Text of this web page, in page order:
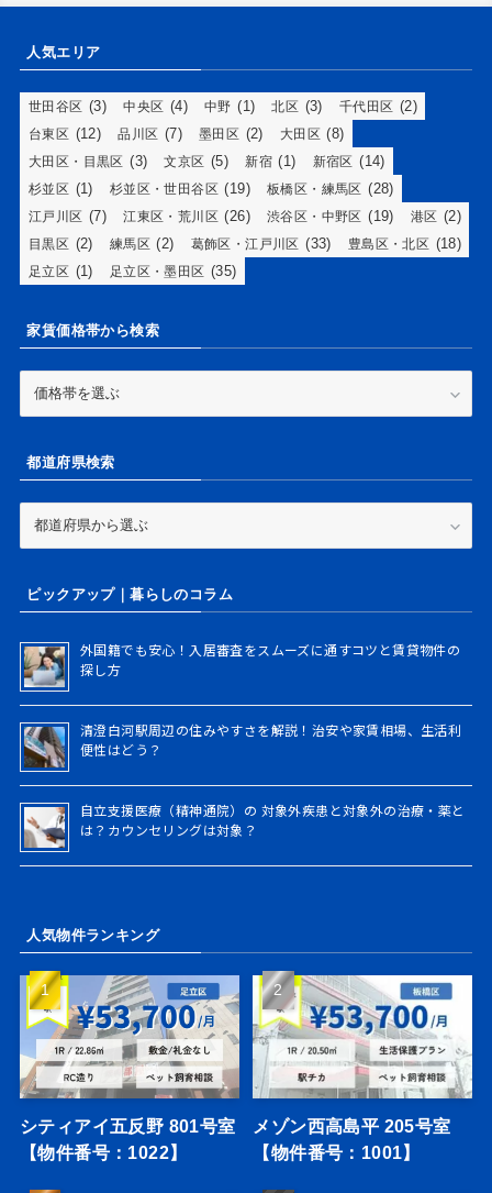
人気エリア
世田谷区 (3) 中央区 (4) 中野 (1) 北区 (3) 千代田区 (2)
台東区 (12) 品川区 (7) 墨田区 (2) 大田区 (8)
大田区・目黒区 (3) 文京区 (5) 新宿 (1) 新宿区 (14)
杉並区 (1) 杉並区・世田谷区 (19) 板橋区・練馬区 (28)
江戸川区 (7) 江東区・荒川区 (26) 渋谷区・中野区 (19) 港区 (2)
目黒区 (2) 練馬区 (2) 葛飾区・江戸川区 (33) 豊島区・北区 (18)
足立区 (1) 足立区・墨田区 (35)
家賃価格帯から検索
帯
都道府県検索
検ピックアップ｜暮らしのコラム
外国籍でも安心！入居審査をスムーズに通すコツと賃貸物件の
探し方
清澄白河駅周辺の住みやすさを解説！治安や家賃相場、生活利
便性はどう？
自立支援医療（精神通院）の 対象外疾患と対象外の治療・薬と
は？カウンセリングは対象？
人気物件ランキング
シティアイ五反野 801号室
【物件番号：1022】
メゾン西高島平 205号室
【物件番号：1001】